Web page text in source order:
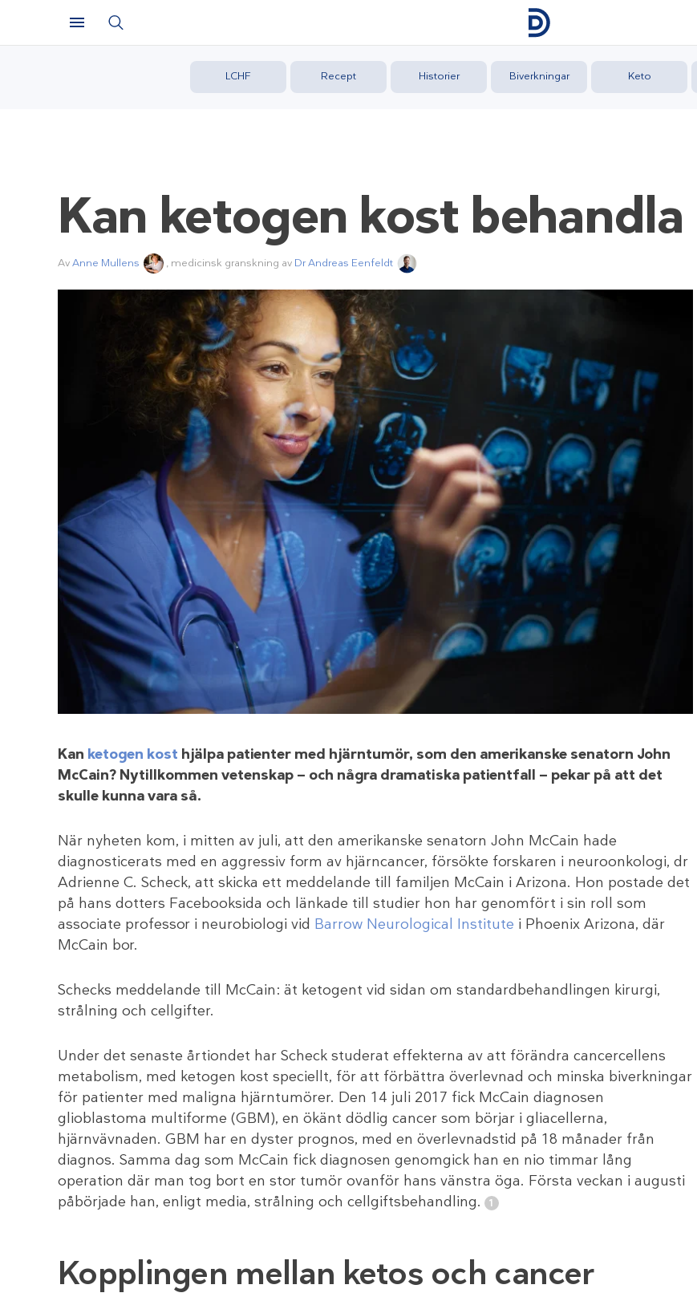
LCHF Recept Historier Biverkningar Keto
Kan ketogen kost behandla
AvAnne Mullens , medicinsk granskning av Dr Andreas Eenfeldt
Kan ketogen kost hjälpa patienter med hjärntumör, som den amerikanske senatorn John
McCain? Nytillkommen vetenskap — och några dramatiska patientfall — pekar på att det
skulle kunna vara så.
När nyheten kom, i mitten av juli, att den amerikanske senatorn John McCain hade
diagnosticerats med en aggressiv form av hjärncancer, försökte forskaren i neuroonkologi, dr
Adrienne C. Scheck, att skicka ett meddelande till familjen McCain i Arizona. Hon postade det
på hans dotters Facebooksida och länkade till studier hon har genomfört i sin roll som
associate professor i neurobiologi vid Barrow Neurological Institute i Phoenix Arizona, där
McCain bor.
Schecks meddelande till McCain: ät ketogent vid sidan om standardbehandlingen kirurgi,
strålning och cellgifter.
Under det senaste årtiondet har Scheck studerat effekterna av att förändra cancercellens
metabolism, med ketogen kost speciellt, för att förbättra överlevnad och minska biverkningar
för patienter med maligna hjärntumörer. Den 14 juli 2017 fick McCain diagnosen
glioblastoma multiforme (GBM), en ökänt dödlig cancer som börjar i gliacellerna,
hjärnvävnaden. GBM har en dyster prognos, med en överlevnadstid på 18 månader från
diagnos. Samma dag som McCain fick diagnosen genomgick han en nio timmar lång
operation där man tog bort en stor tumör ovanför hans vänstra öga. Första veckan i augusti
påbörjade han, enligt media, strålning och cellgiftsbehandling.
Kopplingen mellan ketos och cancer